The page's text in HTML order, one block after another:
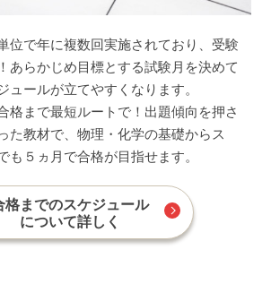
位で年に複数回実施されており、受験
あらかじめ目標とする試験月を決めて
ュールが立てやすくなります。
格まで最短ルートで！出題傾向を押さ
た教材で、物理・化学の基礎からス
も５ヵ月で合格が目指せます。
格までのスケジュール
について詳しく